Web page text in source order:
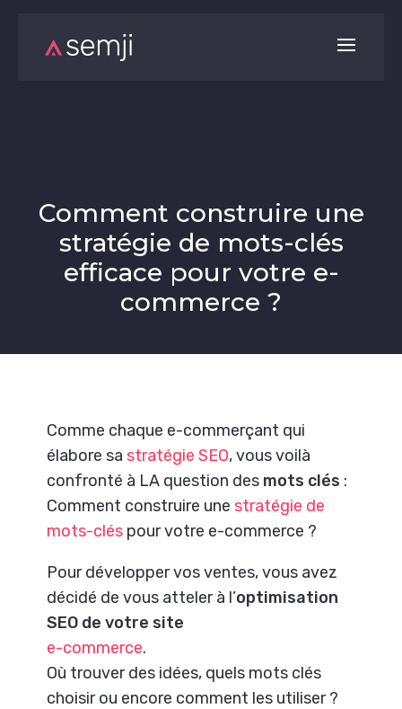
Comment construire une
stratégie de mots-clés
efficace pour votre e-
commerce ?
Comme chaque e-commerçant qui
élabore sa stratégie SEO, vous voilà
confronté à LA question des mots clés :
Comment construire une stratégie de
mots-clés pour votre e-commerce ?
Pour développer vos ventes, vous avez
décidé de vous atteler à l’optimisation
SEO de votre site
e-commerce.
Où trouver des idées, quels mots clés
choisir ou encore comment les utiliser ?